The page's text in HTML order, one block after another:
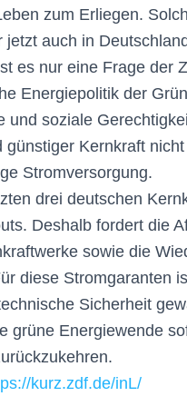
zum Erliegen.
auch in
es nur eine Frage der
Energiepolitik der
und soziale
Kernkraft
Stromversorgung.
drei deutschen
Deshalb fordert die
sowie die
diese Stromgaranten
Sicherheit
grüne Energiewende
kurz.zdf.de/inL/